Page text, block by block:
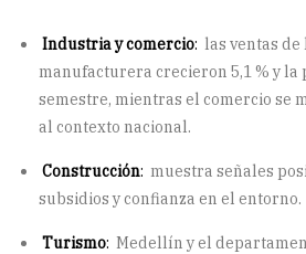
Industria y comercio: las ventas
manufacturera crecieron 5,1 % y la
semestre, mientras el comercio se
al contexto nacional.
Construcción: muestra señales
subsidios y confianza en el entorno.
Turismo: Medellín y el